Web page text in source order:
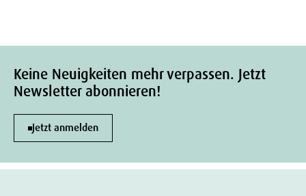
Keine Neuigkeiten mehr verpassen. Jetzt
Newsletter abonnieren!
Jetzt anmelden